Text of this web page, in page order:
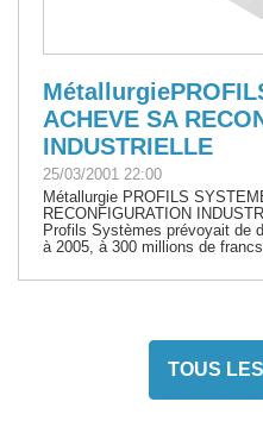
ACHEVE SA
INDUSTRIELLE
25/03/2001 22:00
Métallurgie PROFILS
RECONFIGURATION
Profils Systèmes prévoyait de
à 2005, à 300 millions de francs.
TOUS